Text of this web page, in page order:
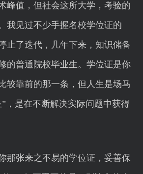
峰值，但社会这所大学，考验的
我见过不少手握名校学位证的
止了迭代，几年下来，知识储备
的普通院校毕业生。学位证是你
较靠前的那一条，但人生是场马
，是在不断解决实际问题中获得
那张来之不易的学位证，妥善保